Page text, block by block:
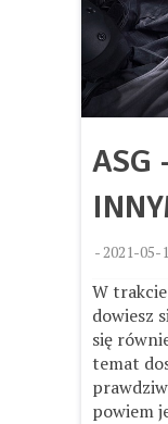
ASG
- 2021-05-
W
dowiesz
się
temat
powiem